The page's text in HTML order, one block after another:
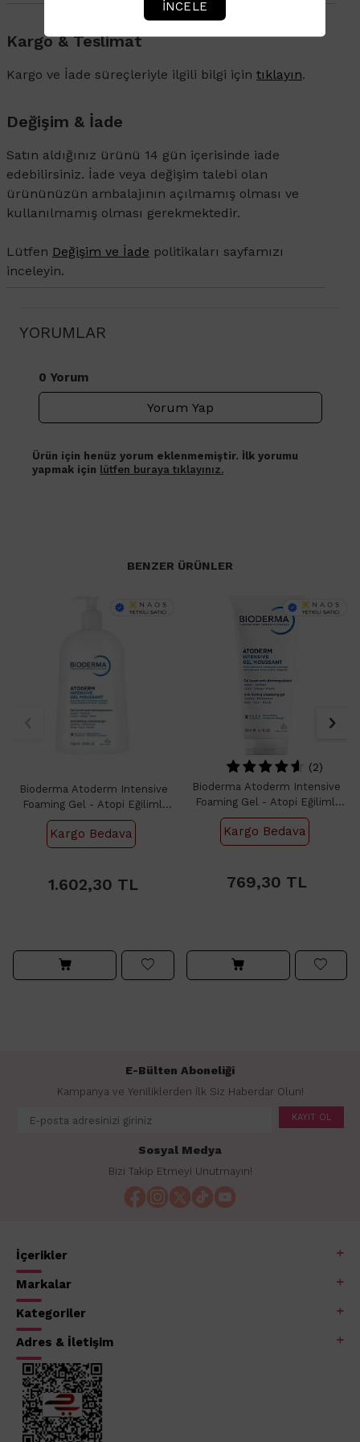
Kargo & Teslimat
Kargo ve İade süreçleriyle ilgili bilgi için tıklayın.
Değişim & İade
Satın aldığınız ürünü 14 gün içerisinde iade
edebilirsiniz. İade veya değişim talebi olan
ürününüzün ambalajının açılmamış olması ve
kullanılmamış olması gerekmektedir.
Lütfen Değişim ve İade politikaları sayfamızı
inceleyin.
YORUMLAR
0 Yorum
Yorum Yap
Ürün için henüz yorum eklenmemiştir. İlk yorumu
yapmak için lütfen buraya tıklayınız.
İNCELE
BENZER ÜRÜNLER
Bioderma Atoderm Intensive
Foaming Gel - Atopi Eğilimli
Cilt İçin Temizleyici 1lt
Kargo Bedava
1.602,30 TL
(2)
Bioderma Atoderm Intensive
Foaming Gel - Atopi Eğilimli
Cilt İçin Temizleyici 200ml
Kargo Bedava
769,30 TL
E-Bülten Aboneliği
Kampanya ve Yeniliklerden İlk Siz Haberdar Olun!
KAYIT OL
Sosyal Medya
Bizi Takip Etmeyi Unutmayın!
İçerikler
Markalar
Kategoriler
Adres & İletişim